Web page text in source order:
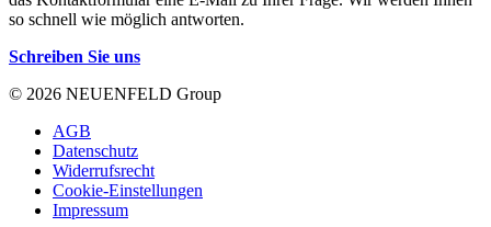
so schnell wie möglich antworten.
Schreiben Sie uns
© 2026 NEUENFELD Group
AGB
Datenschutz
Widerrufsrecht
Cookie-Einstellungen
Impressum